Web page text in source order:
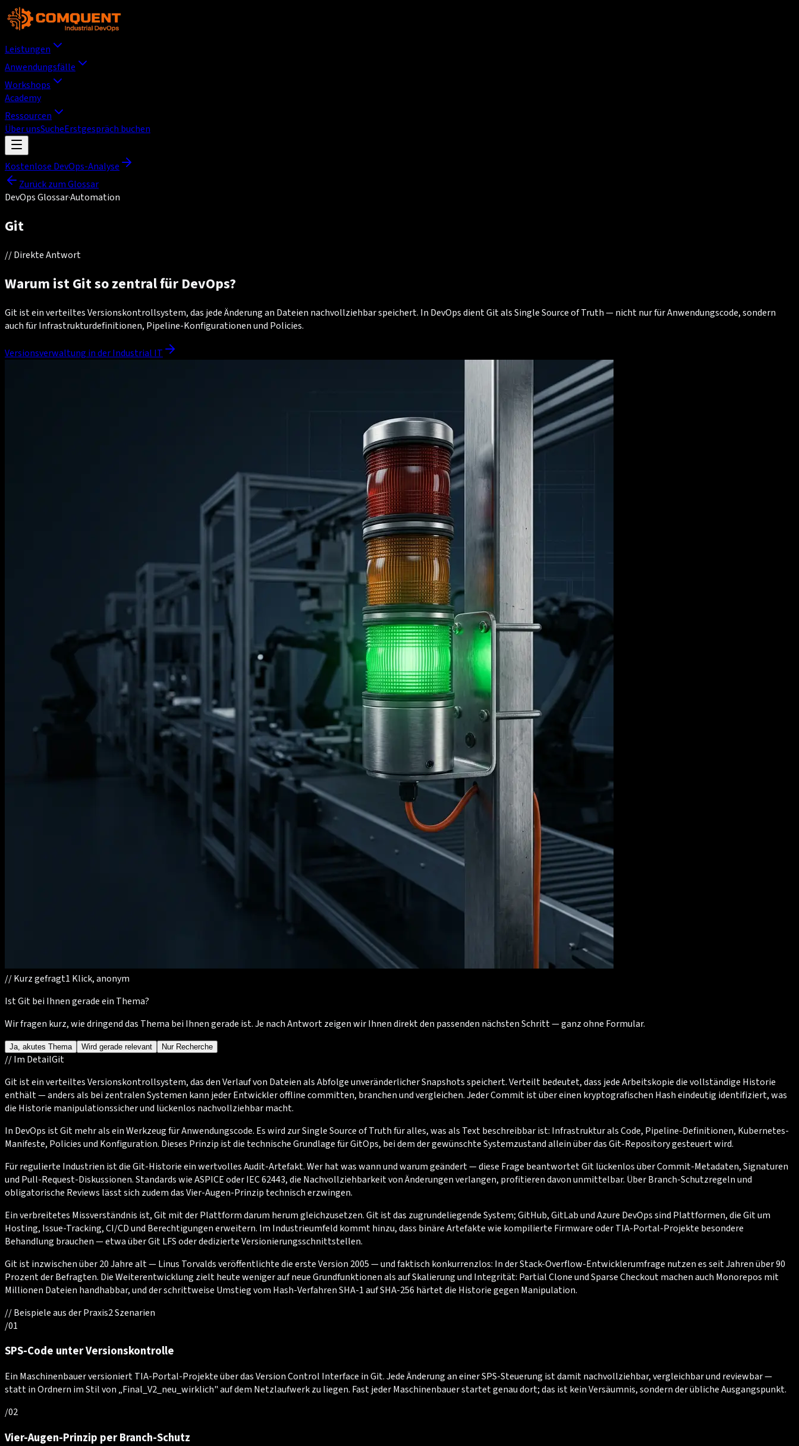
Leistungen
Anwendungsfälle
Workshops
Academy
Ressourcen
Über unsSucheErstgespräch buchen
Kostenlose DevOps-Analyse
Zurück zum Glossar
DevOps Glossar·Automation
Git
//Direkte Antwort
Warum ist Git so zentral für DevOps?
Git ist ein verteiltes Versionskontrollsystem, das jede Änderung an Dateien nachvollziehbar speichert. In DevOps dient Git als Single Source of Truth — nicht nur für Anwendungscode, sondern
auch für Infrastrukturdefinitionen, Pipeline-Konfigurationen und Policies.
Versionsverwaltung in der Industrial IT
//Kurz gefragt1 Klick, anonym
Ist Git bei Ihnen gerade ein Thema?
Wir fragen kurz, wie dringend das Thema bei Ihnen gerade ist. Je nach Antwort zeigen wir Ihnen direkt den passenden nächsten Schritt — ganz ohne Formular.
Ja, akutes Thema Wird gerade relevant Nur Recherche
//Im DetailGit
Git ist ein verteiltes Versionskontrollsystem, das den Verlauf von Dateien als Abfolge unveränderlicher Snapshots speichert. Verteilt bedeutet, dass jede Arbeitskopie die vollständige Historie
enthält — anders als bei zentralen Systemen kann jeder Entwickler offline committen, branchen und vergleichen. Jeder Commit ist über einen kryptografischen Hash eindeutig identifiziert, was
die Historie manipulationssicher und lückenlos nachvollziehbar macht.
In DevOps ist Git mehr als ein Werkzeug für Anwendungscode. Es wird zur Single Source of Truth für alles, was als Text beschreibbar ist: Infrastruktur als Code, Pipeline-Definitionen, Kubernetes-
Manifeste, Policies und Konfiguration. Dieses Prinzip ist die technische Grundlage für GitOps, bei dem der gewünschte Systemzustand allein über das Git-Repository gesteuert wird.
Für regulierte Industrien ist die Git-Historie ein wertvolles Audit-Artefakt. Wer hat was wann und warum geändert — diese Frage beantwortet Git lückenlos über Commit-Metadaten, Signaturen
und Pull-Request-Diskussionen. Standards wie ASPICE oder IEC 62443, die Nachvollziehbarkeit von Änderungen verlangen, profitieren davon unmittelbar. Über Branch-Schutzregeln und
obligatorische Reviews lässt sich zudem das Vier-Augen-Prinzip technisch erzwingen.
Ein verbreitetes Missverständnis ist, Git mit der Plattform darum herum gleichzusetzen. Git ist das zugrundeliegende System; GitHub, GitLab und Azure DevOps sind Plattformen, die Git um
Hosting, Issue-Tracking, CI/CD und Berechtigungen erweitern. Im Industrieumfeld kommt hinzu, dass binäre Artefakte wie kompilierte Firmware oder TIA-Portal-Projekte besondere
Behandlung brauchen — etwa über Git LFS oder dedizierte Versionierungsschnittstellen.
Git ist inzwischen über 20 Jahre alt — Linus Torvalds veröffentlichte die erste Version 2005 — und faktisch konkurrenzlos: In der Stack-Overflow-Entwicklerumfrage nutzen es seit Jahren über 90
Prozent der Befragten. Die Weiterentwicklung zielt heute weniger auf neue Grundfunktionen als auf Skalierung und Integrität: Partial Clone und Sparse Checkout machen auch Monorepos mit
Millionen Dateien handhabbar, und der schrittweise Umstieg vom Hash-Verfahren SHA-1 auf SHA-256 härtet die Historie gegen Manipulation.
//Beispiele aus der Praxis2Szenarien
/01
SPS-Code unter Versionskontrolle
Ein Maschinenbauer versioniert TIA-Portal-Projekte über das Version Control Interface in Git. Jede Änderung an einer SPS-Steuerung ist damit nachvollziehbar, vergleichbar und reviewbar —
statt in Ordnern im Stil von „Final_V2_neu_wirklich" auf dem Netzlaufwerk zu liegen. Fast jeder Maschinenbauer startet genau dort; das ist kein Versäumnis, sondern der übliche Ausgangspunkt.
/02
Vier-Augen-Prinzip per Branch-Schutz